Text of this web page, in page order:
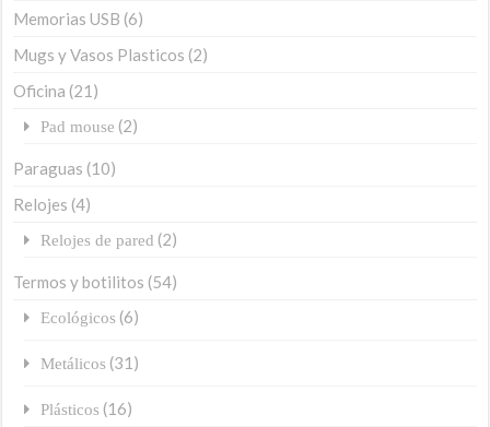
Memorias USB (6)
Mugs y Vasos Plasticos (2)
Oficina (21)
Pad mouse (2)
Paraguas (10)
Relojes (4)
Relojes de pared (2)
Termos y botilitos (54)
Ecológicos (6)
Metálicos (31)
Plásticos (16)